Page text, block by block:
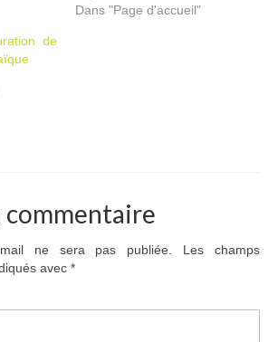
Dans "Page d'accueil"
de
commentaire
ne sera pas publiée.
Les champs
avec *